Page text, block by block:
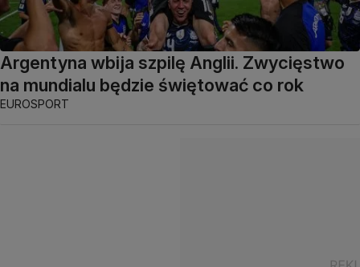
Argentyna wbija szpilę Anglii. Zwycięstwo
na mundialu będzie świętować co rok
EUROSPORT